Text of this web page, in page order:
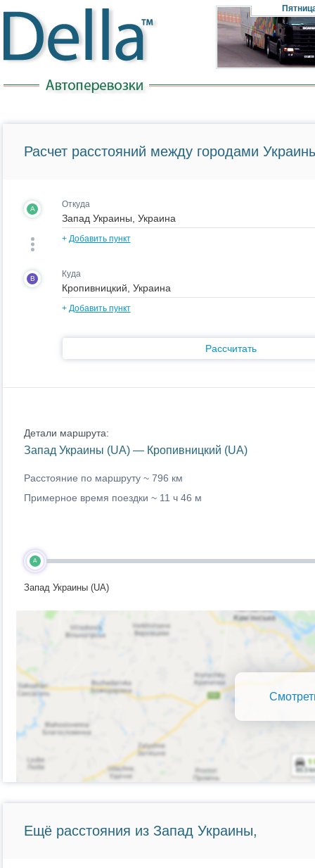
Расчет расстояний между городами
A Откуда
+ Добавить пункт
B Куда
+ Добавить пункт
Рассчитать
Детали маршрута:
Запад Украины (UA) — Кропивницкий (UA)
Расстояние по маршруту ~ 796 км
Примерное время поездки ~ 11 ч 46 м
A
Запад Украины (UA)
Ещё расстояния из Запад Украины,